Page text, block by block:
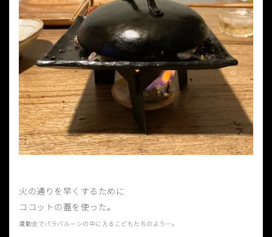
火の通りを早くするために
ココットの蓋を使った。
運動会でパラバルーンの中に入るこどもたちのよう…。